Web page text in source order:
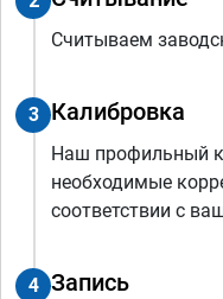
Считываем
3 Калибровка
Наш профильный
необходимые
соответствии с
4 Запись